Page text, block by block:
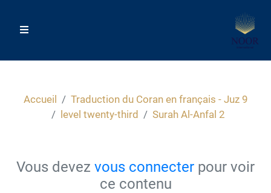
Accueil
Traduction du Coran en français - Juz 9
level twenty-third
Surah Al-Anfal 2
Vous devez vous connecter pour voir
ce contenu